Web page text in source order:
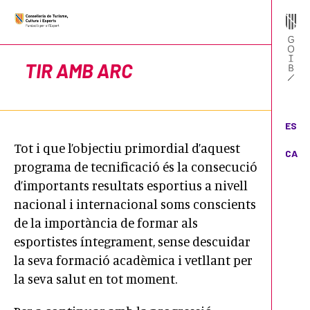
ES
CA
TIR AMB ARC
Tot i que l’objectiu primordial d’aquest
programa de tecnificació és la consecució
d’importants resultats esportius a nivell
nacional i internacional soms conscients
de la importància de formar als
esportistes íntegrament, sense descuidar
la seva formació acadèmica i vetllant per
la seva salut en tot moment.